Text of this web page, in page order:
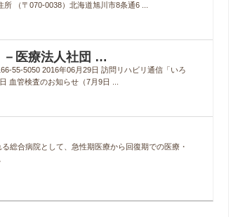
（〒070-0038）北海道旭川市8条通6 ...
－医療法人社団 …
55-5050 2016年06月29日 訪問リハビリ通信「いろ
血管検査のお知らせ（7月9日 ...
総合病院として、急性期医療から回復期での医療・